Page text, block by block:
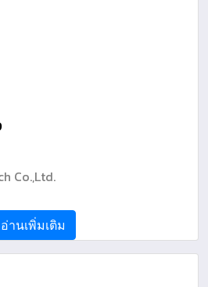
Co.,Ltd.
อ่านเพิ่มเติม